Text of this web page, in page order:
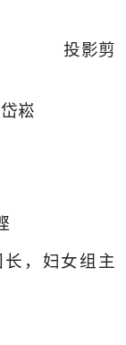
影剪
崧
，妇女组主